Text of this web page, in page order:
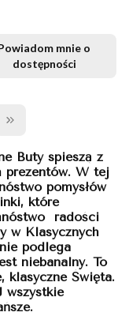
mnie o
dostępności
Przejdź do ostatniej
Buty spieszą z
prezentów. W tej
pomysłów
które
radości
w Klasycznych
podlega
niebanalny. To
klasyczne Święta.
wszystkie